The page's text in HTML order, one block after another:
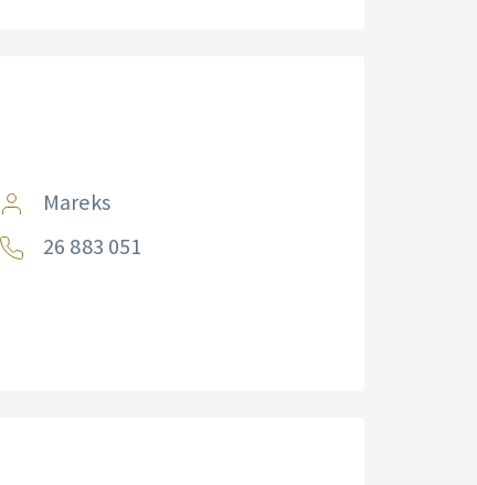
Mareks
26 883 051